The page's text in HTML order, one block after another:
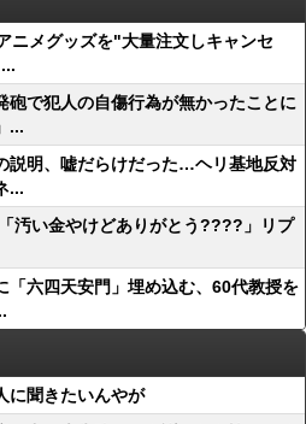
ニメグッズを"大量注文しキャンセ
砲で犯人の自傷行為が無かったことに
...
説明、嘘だらけだった…ヘリ基地反対
...
汚い金やけどありがとう????」リプ
「六四天安門」埋め込む、60代教授を
に聞きたいんやが